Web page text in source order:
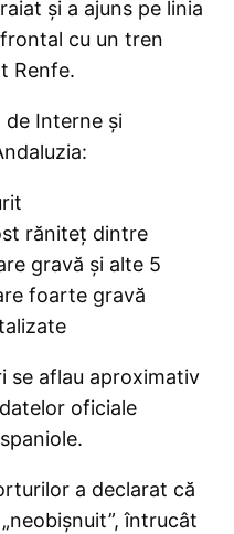
și a ajuns pe linia
cu un tren
Renfe.
de Interne și
răniteț dintre
gravă și alte 5
foarte gravă
se aflau aproximativ
oficiale
a declarat că
întrucât